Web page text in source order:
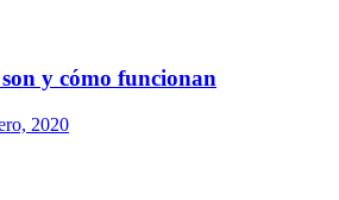
y cómo funcionan
2020